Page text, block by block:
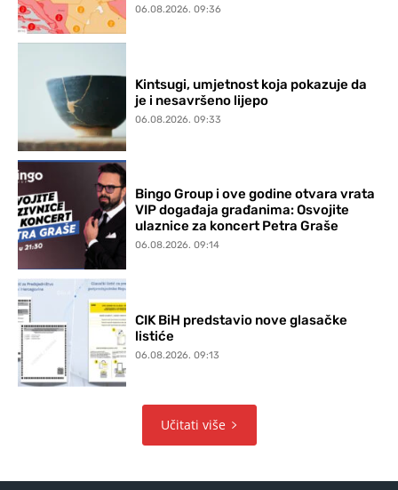
06.08.2026. 09:36
Kintsugi, umjetnost koja pokazuje da
je i nesavršeno lijepo
06.08.2026. 09:33
Bingo Group i ove godine otvara vrata
VIP događaja građanima: Osvojite
ulaznice za koncert Petra Graše
06.08.2026. 09:14
CIK BiH predstavio nove glasačke
listiće
06.08.2026. 09:13
Učitati više